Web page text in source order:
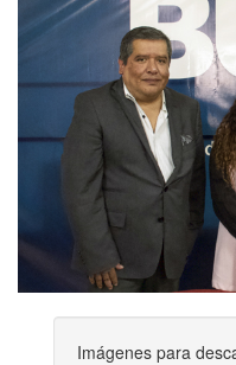
Imágenes para